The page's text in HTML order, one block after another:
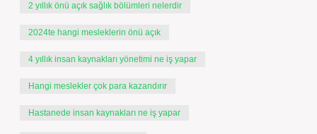
2 yıllık önü açık sağlık bölümleri nelerdir
2024te hangi mesleklerin önü açık
4 yıllık insan kaynakları yönetimi ne iş yapar
Hangi meslekler çok para kazandırır
Hastanede insan kaynakları ne iş yapar